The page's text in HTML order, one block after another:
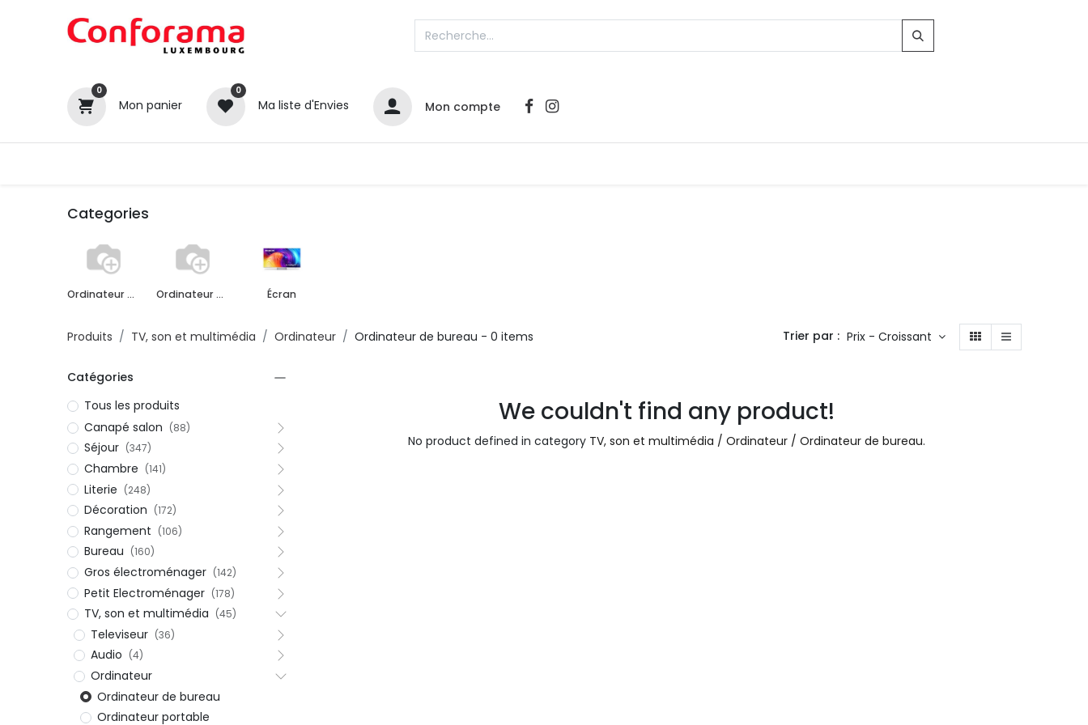
0
Mon panier
0
Ma liste d'Envies Mon compte
Categories
Ordinateur de bureau Ordinateur portable Écran
Produits TV, son et multimédia Ordinateur Ordinateur de bureau - 0 items Trier par : Prix - Croissant
Catégories
Tous les produits
Canapé salon (88)
Séjour (347)
Chambre (141)
Literie (248)
Décoration (172)
Rangement (106)
Bureau (160)
Gros électroménager (142)
Petit Electroménager (178)
TV, son et multimédia (45)
Televiseur (36)
Audio (4)
Ordinateur
Ordinateur de bureau
Ordinateur portable
We couldn't find any product!
No product defined in category TV, son et multimédia / Ordinateur / Ordinateur de bureau.